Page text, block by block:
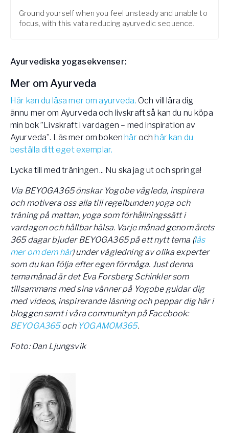
Ground yourself when you feel unsteady and unable to
focus, with this vata reducing ayurvedic sequence.
Ayurvediska yogasekvenser:
Mer om Ayurveda
Här kan du läsa mer om ayurveda. Och vill lära dig
ännu mer om Ayurveda och livskraft så kan du nu köpa
min bok ”Livskraft i vardagen – med inspiration av
Ayurveda”. Läs mer om bokenhär ochhär kan du
beställa ditt eget exemplar.​
Lycka till med träningen... Nu ska jag ut och springa!
Via BEYOGA365 önskar Yogobe vägleda, inspirera
och motivera oss alla till regelbunden yoga och
träning på mattan, yoga som förhållningssätt i
vardagen och hållbar hälsa. Varje månad genom årets
365 dagar bjuder BEYOGA365 på ett nytt tema (läs
mer om dem här) under vägledning av olika experter
som du kan följa efter egen förmåga. Just denna
temamånad är det Eva Forsberg Schinkler som
tillsammans med sina vänner på Yogobe guidar dig
med videos, inspirerande läsning och peppar dig här i
bloggen samt i våra communityn på Facebook:
BEYOGA365och YOGAMOM365.
Foto:Dan Ljungsvik